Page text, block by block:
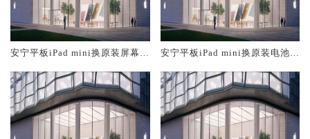
安宁平板iPad mini换原装屏幕服
安宁平板iPad mini换原装电池维